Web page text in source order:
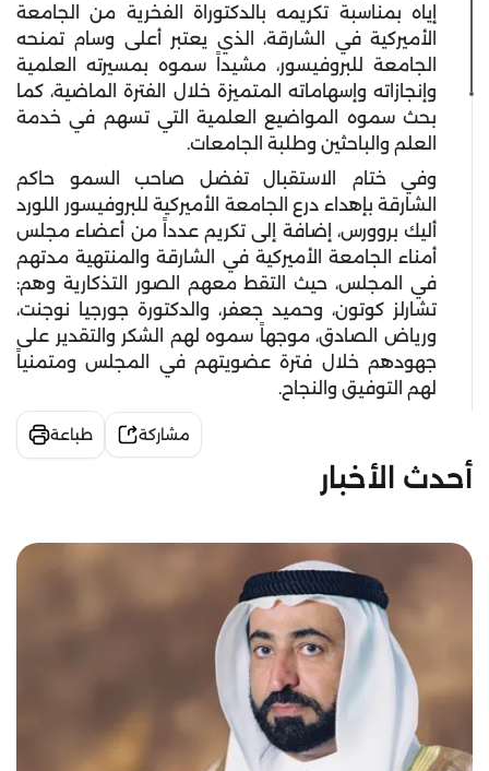
إياه بمناسبة تكريمه بالدكتوراة الفخرية من الجامعة
الأميركية في الشارقة، الذي يعتبر أعلى وسام تمنحه
الجامعة للبروفيسور، مشيداً سموه بمسيرته العلمية
وإنجازاته وإسهاماته المتميزة خلال الفترة الماضية، كما
بحث سموه المواضيع العلمية التي تسهم في خدمة
العلم والباحثين وطلبة الجامعات.
وفي ختام الاستقبال تفضل صاحب السمو حاكم
الشارقة بإهداء درع الجامعة الأميركية للبروفيسور اللورد
أليك بروورس، إضافة إلى تكريم عدداً من أعضاء مجلس
أمناء الجامعة الأميركية في الشارقة والمنتهية مدتهم
في المجلس، حيث التقط معهم الصور التذكارية وهم:
تشارلز كوتون، وحميد جعفر، والدكتورة جورجيا نوجنت،
ورياض الصادق، موجهاً سموه لهم الشكر والتقدير على
جهودهم خلال فترة عضويتهم في المجلس ومتمنياً
لهم التوفيق والنجاح.
مشاركة طباعة
أحدث الأخبار